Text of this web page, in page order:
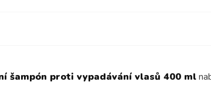
proti vypadávání vlasů 400 ml